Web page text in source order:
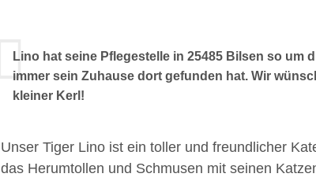
Lino hat seine Pflegestelle in 25485 Bilsen so um
immer sein Zuhause dort gefunden hat. Wir
kleiner Kerl!
Unser Tiger Lino ist ein toller und freundlicher
das Herumtollen und Schmusen mit seinen